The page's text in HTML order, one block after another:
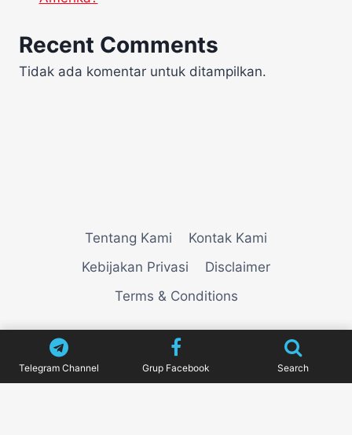
Recent Comments
Tidak ada komentar untuk ditampilkan.
Tentang Kami
Kontak Kami
Kebijakan Privasi
Disclaimer
Terms & Conditions
VIEWNEWZ
Telegram Channel Grup Facebook Search